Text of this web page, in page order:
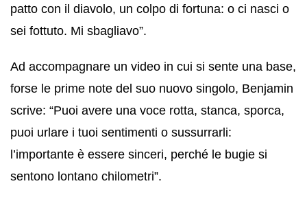
patto con il diavolo, un colpo di fortuna: o ci nasci o
sei fottuto. Mi sbagliavo”.
Ad accompagnare un video in cui si sente una base,
forse le prime note del suo nuovo singolo, Benjamin
scrive: “Puoi avere una voce rotta, stanca, sporca,
puoi urlare i tuoi sentimenti o sussurrarli:
l’importante è essere sinceri, perché le bugie si
sentono lontano chilometri”.